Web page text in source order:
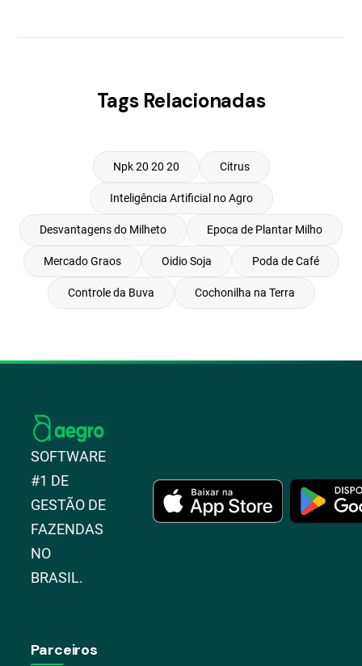
Tags Relacionadas
Npk 20 20 20 Citrus
Inteligência Artificial no Agro
Desvantagens do Milheto Epoca de Plantar Milho
Mercado Graos Oidio Soja Poda de Café
Controle da Buva Cochonilha na Terra
SOFTWARE
#1 DE
GESTÃO DE
FAZENDAS
NO
BRASIL.
Parceiros